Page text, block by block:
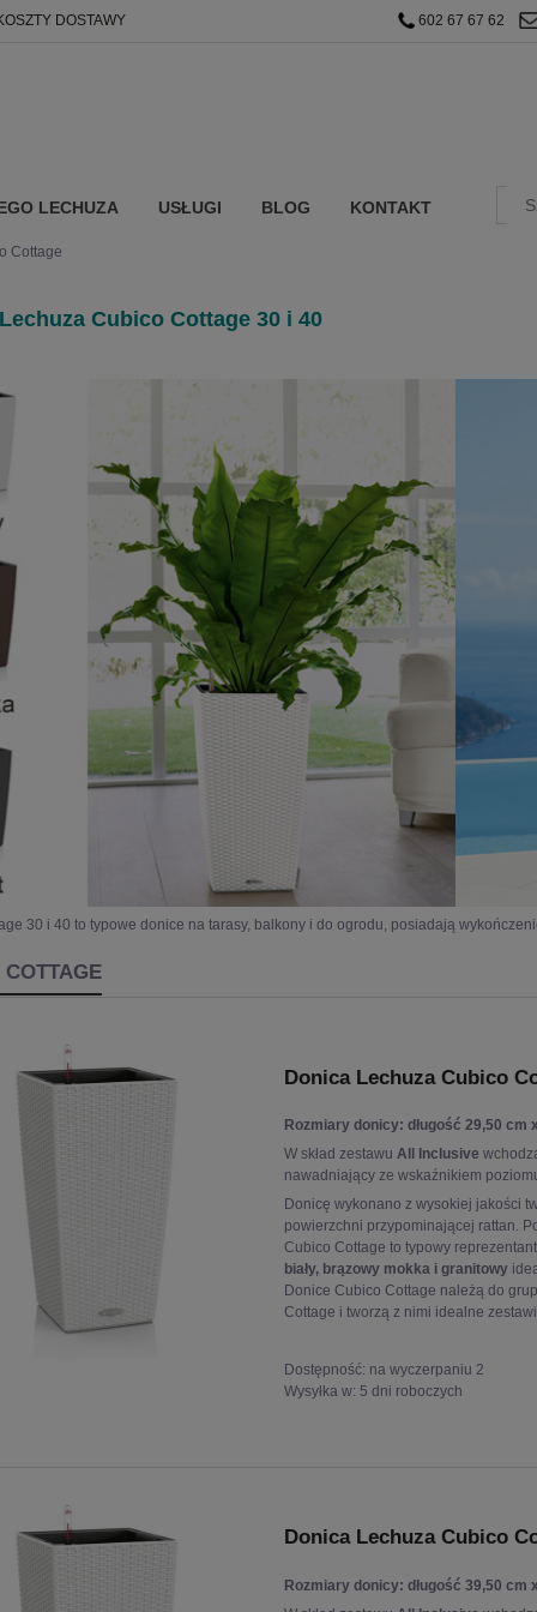
LECHUZA USŁUGI BLOG KONTAKT
Cottage
DOSTAWY 602 67 67 62
Cubico Cottage 30 i 40
30 i 40 to typowe donice na tarasy, balkony i do ogrodu, posiadają
Donica Lechuza Cubico
Rozmiary donicy: długość 29,50
W skład zestawu All Inclusive
nawadniający ze wskaźnikiem
Donicę wykonano z wysokiej jakości
powierzchni przypominającej rattan.
Cubico Cottage to typowy
biały, brązowy mokka i granitowy
Donice Cubico Cottage należą do
Cottage i tworzą z nimi idealne
Dostępność: na wyczerpaniu 2
Wysyłka w: 5 dni roboczych
Donica Lechuza Cubico
Rozmiary donicy: długość 39,50